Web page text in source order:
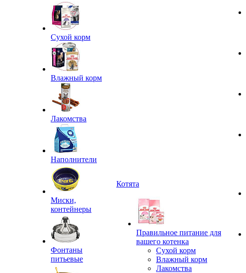
Сухой корм
Влажный корм
Лакомства
Наполнители
Миски,
контейнеры
Фонтаны
питьевые
Котята
Правильное питание для
вашего котенка
Сухой корм
Влажный корм
Лакомства